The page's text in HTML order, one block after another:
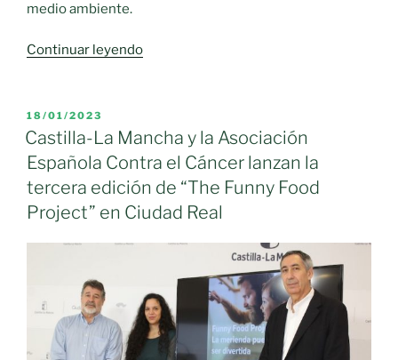
medio ambiente.
Continuar leyendo«Concurso
‘Supercirculares
2023»
PUBLICADO
EL
18/01/2023
Castilla-La Mancha y la Asociación
Española Contra el Cáncer lanzan la
tercera edición de “The Funny Food
Project” en Ciudad Real